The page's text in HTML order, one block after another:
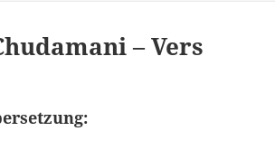
– Vers